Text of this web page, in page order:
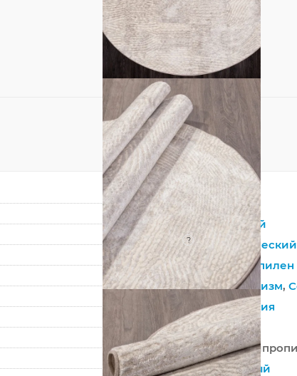
Овал
Кремовый
? Синтетический
Полипропилен
Минимализм,
Абстракция
Россия
50%
Машинный